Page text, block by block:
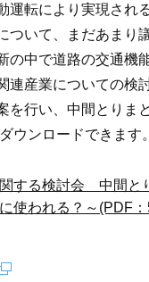
運転により実現され
ついて、まだあまり
の中で道路の交通機
連産業についての検
を行い、中間とりま
ウンロードできます。
する検討会 中間と
使われる？～(PDF